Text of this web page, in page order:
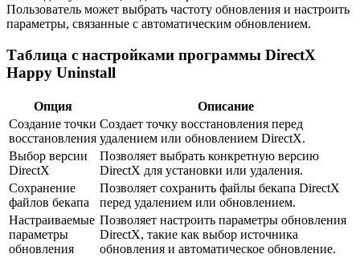
Пользователь может выбрать частоту обновления и настроить
параметры, связанные с автоматическим обновлением.
Таблица с настройками программы DirectX
Happy Uninstall
Опция
Описание
Создание точки
восстановления
Создает точку восстановления перед
удалением или обновлением DirectX.
Выбор версии
DirectX
Позволяет выбрать конкретную версию
DirectX для установки или удаления.
Сохранение
файлов бекапа
Позволяет сохранить файлы бекапа DirectX
перед удалением или обновлением.
Настраиваемые
параметры
обновления
Позволяет настроить параметры обновления
DirectX, такие как выбор источника
обновления и автоматическое обновление.